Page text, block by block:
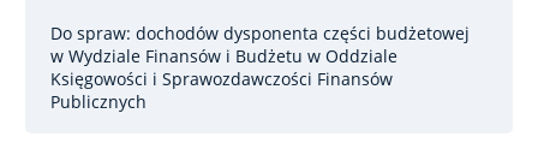
Do spraw: dochodów dysponenta części budżetowej
w Wydziale Finansów i Budżetu w Oddziale
Księgowości i Sprawozdawczości Finansów
Publicznych